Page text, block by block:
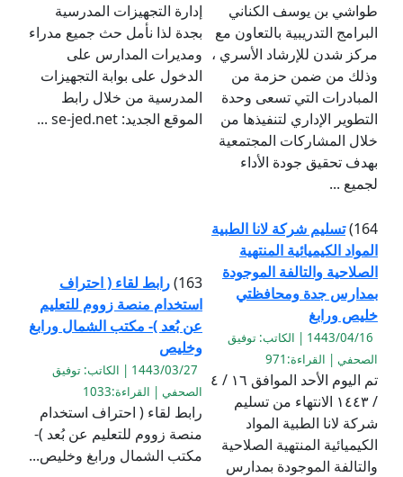
طواشي بن يوسف الكناني
البرامج التدريبية بالتعاون مع
مركز شدن للإرشاد الأسري ،
وذلك من ضمن حزمة من
المبادرات التي تسعى وحدة
التطوير الإداري لتنفيذها من
خلال المشاركات المجتمعية
بهدف تحقيق جودة الأداء
لجميع ...
إدارة التجهيزات المدرسية
بجدة لذا نأمل حث جميع مدراء
ومديرات المدارس على
الدخول على بوابة التجهيزات
المدرسية من خلال رابط
الموقع الجديد: se-jed.net ...
164) تسليم شركة لانا الطبية
المواد الكيميائية المنتهية
الصلاحية والتالفة الموجودة
بمدارس جدة ومحافظتي
خليص ورابغ
1443/04/16 | الكاتب: توفيق
الصحفي | القراءة:971
تم اليوم الأحد الموافق ١٦ / ٤
/ ١٤٤٣ الانتهاء من تسليم
شركة لانا الطبية المواد
الكيميائية المنتهية الصلاحية
والتالفة الموجودة بمدارس
163) رابط لقاء ( احتراف
استخدام منصة زووم للتعليم
عن بُعد )- مكتب الشمال ورابغ
وخليص
1443/03/27 | الكاتب: توفيق
الصحفي | القراءة:1033
رابط لقاء ( احتراف استخدام
منصة زووم للتعليم عن بُعد )-
مكتب الشمال ورابغ وخليص...